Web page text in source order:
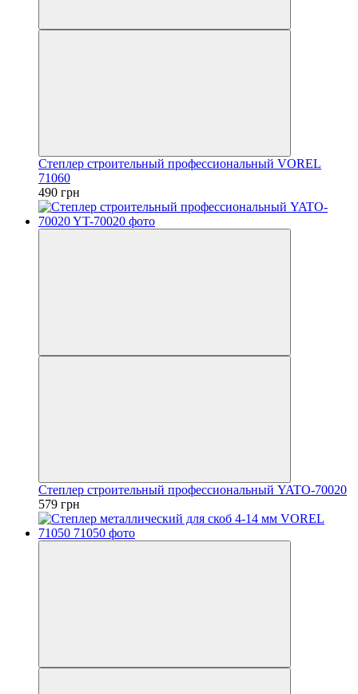
Степлер строительный профессиональный VOREL
71060
490 грн
Степлер строительный профессиональный YATO-70020
579 грн